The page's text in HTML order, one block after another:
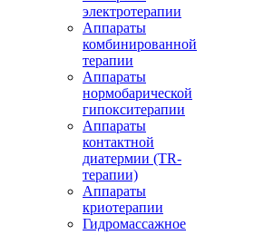
электротерапии
Аппараты
комбинированной
терапии
Аппараты
нормобарической
гипокситерапии
Аппараты
контактной
диатермии (TR-
терапии)
Аппараты
криотерапии
Гидромассажное